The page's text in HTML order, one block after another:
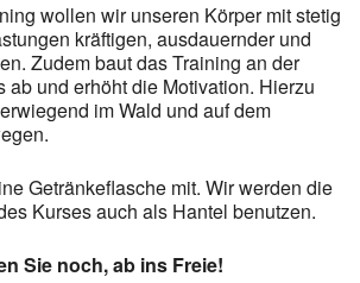
wollen wir unseren Körper mit stetig
kräftigen, ausdauernder und
Zudem baut das Training an der
ab und erhöht die Motivation. Hierzu
im Wald und auf dem
Getränkeflasche mit. Wir werden die
Kurses auch als Hantel benutzen.
Sie noch, ab ins Freie!